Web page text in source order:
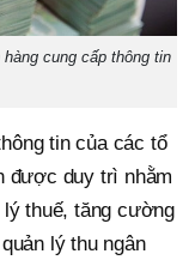
cung cấp thông tin
tin của các tổ
được duy trì nhằm
lý thuế, tăng cường
lý thu ngân